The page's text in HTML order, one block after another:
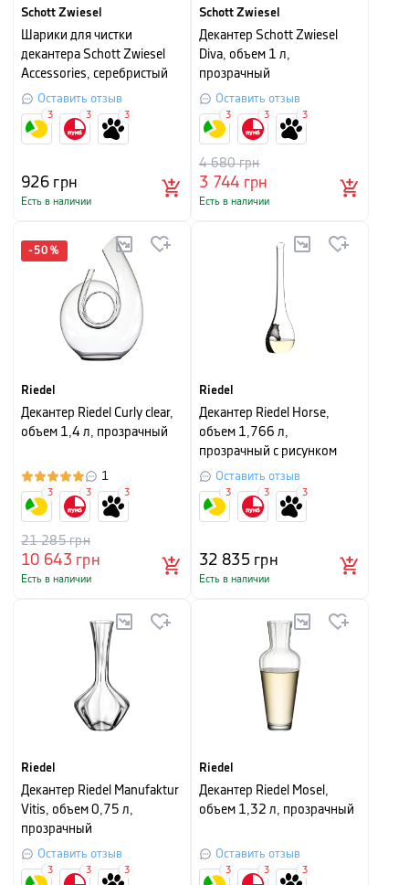
Schott Zwiesel
Шарики для чистки
декантера Schott Zwiesel
Accessories, серебристый
Оставить отзыв
926грн
Есть в наличии
3 3 3
Schott Zwiesel
Декантер Schott Zwiesel
Diva, объем 1 л,
прозрачный
Оставить отзыв
3 744 грн
4 680грн
Есть в наличии
3 3 3
-50 %
Riedel
Декантер Riedel Curly clear,
объем 1,4 л, прозрачный
1
10 643 грн
21 285грн
Есть в наличии
3 3 3
Riedel
Декантер Riedel Horse,
объем 1,766 л,
прозрачный с рисунком
Оставить отзыв
32 835грн
Есть в наличии
3 3 3
Riedel
Декантер Riedel Manufaktur
Vitis, объем 0,75 л,
прозрачный
Оставить отзыв
3 3 3
Riedel
Декантер Riedel Mosel,
объем 1,32 л, прозрачный
Оставить отзыв
3 3 3